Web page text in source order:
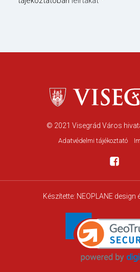
© 2021 Visegrád Város
Adatvédelmi tájékoztató
Készítette: NEOPLANE design